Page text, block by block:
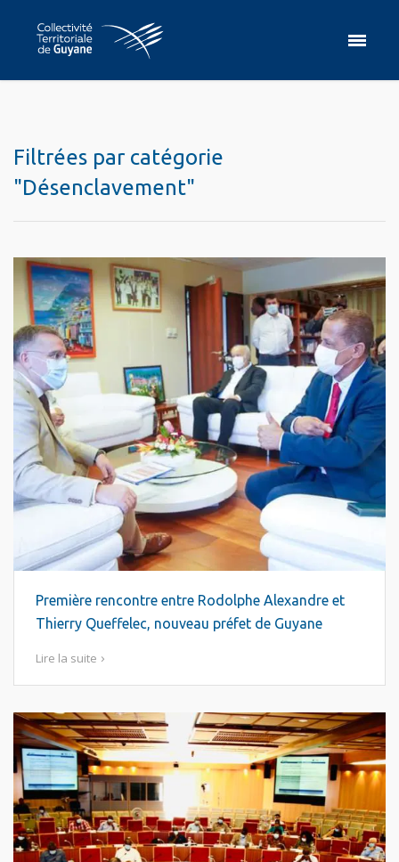
Filtrées par catégorie
"Désenclavement"
Première rencontre entre Rodolphe Alexandre et
Thierry Queffelec, nouveau préfet de Guyane
Lire la suite